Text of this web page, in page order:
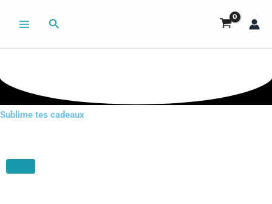
Rechercher
Sublime tes cadeaux